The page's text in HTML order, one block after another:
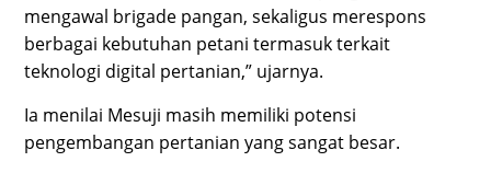
mengawal brigade pangan, sekaligus merespons
berbagai kebutuhan petani termasuk terkait
teknologi digital pertanian,” ujarnya.
Ia menilai Mesuji masih memiliki potensi
pengembangan pertanian yang sangat besar.